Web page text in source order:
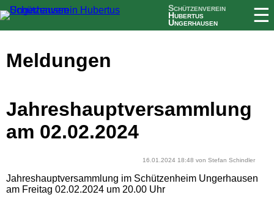
Schützenverein
Hubertus
Ungerhausen ☰
Meldungen
Jahreshauptversammlung
am 02.02.2024
16.01.2024 18:48 von Stefan Schindler
Jahreshauptversammlung im Schützenheim Ungerhausen
am Freitag 02.02.2024 um 20.00 Uhr